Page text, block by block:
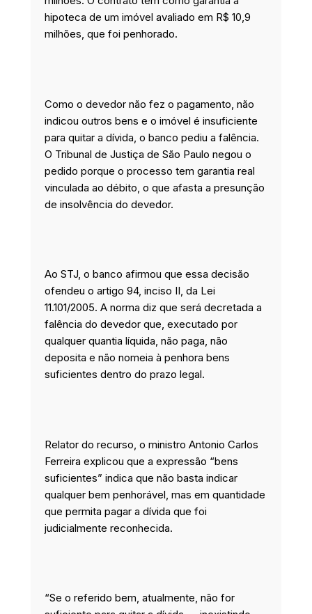
hipoteca de um imóvel avaliado em R$ 10,9
milhões, que foi penhorado.
Como o devedor não fez o pagamento, não
indicou outros bens e o imóvel é insuficiente
para quitar a dívida, o banco pediu a falência.
O Tribunal de Justiça de São Paulo negou o
pedido porque o processo tem garantia real
vinculada ao débito, o que afasta a presunção
de insolvência do devedor.
Ao STJ, o banco afirmou que essa decisão
ofendeu o artigo 94, inciso II, da Lei
11.101/2005. A norma diz que será decretada a
falência do devedor que, executado por
qualquer quantia líquida, não paga, não
deposita e não nomeia à penhora bens
suficientes dentro do prazo legal.
Relator do recurso, o ministro Antonio Carlos
Ferreira explicou que a expressão “bens
suficientes” indica que não basta indicar
qualquer bem penhorável, mas em quantidade
que permita pagar a dívida que foi
judicialmente reconhecida.
“Se o referido bem, atualmente, não for